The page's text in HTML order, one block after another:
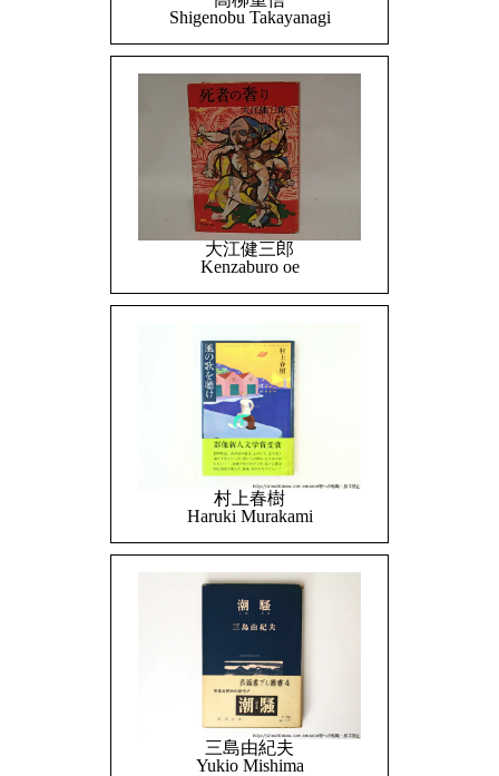
Shigenobu Takayanagi
大江健三郎
Kenzaburo oe
村上春樹
Haruki Murakami
三島由紀夫
Yukio Mishima